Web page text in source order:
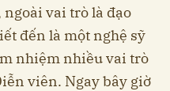
vai trò là đạo
đến là một nghệ sỹ
nhiệm nhiều vai trò
viên. Ngay bây giờ